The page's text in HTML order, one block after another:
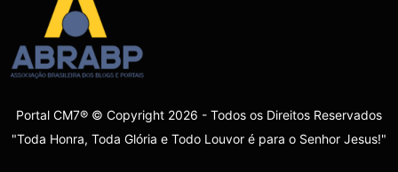
Portal CM7® © Copyright 2026 - Todos os Direitos Reservados
"Toda Honra, Toda Glória e Todo Louvor é para o Senhor Jesus!"